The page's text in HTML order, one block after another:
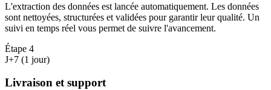
L'extraction des données est lancée automatiquement. Les données
sont nettoyées, structurées et validées pour garantir leur qualité. Un
suivi en temps réel vous permet de suivre l'avancement.
Étape 4
J+7 (1 jour)
Livraison et support